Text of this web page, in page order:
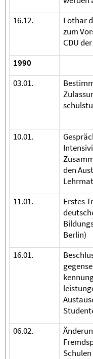
16.12.
Lothar
zum
CDU
1990
03.01.
10.01.
den
11.01.
Erstes
Berlin)
16.01.
06.02.
Schulen